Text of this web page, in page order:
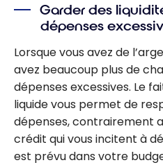
Garder des
dépenses
Lorsque vous avez de
avez beaucoup plus de
dépenses excessives. Le
liquide vous permet de
dépenses, contrairement
crédit qui vous incitent à
est prévu dans votre